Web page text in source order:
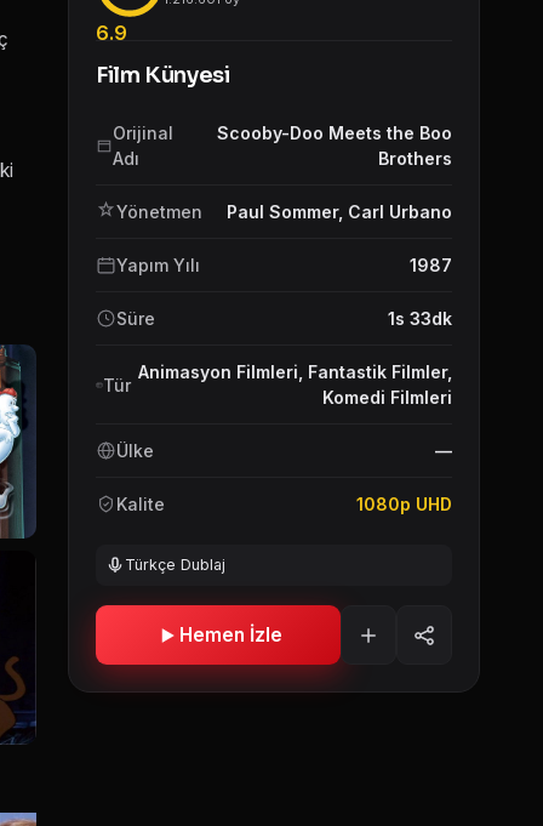
6.9
Film Künyesi
Orijinal
Adı
Scooby-Doo Meets the Boo
Brothers
Yönetmen Paul Sommer, Carl Urbano
Yapım Yılı 1987
Süre 1s 33dk
Tür
Animasyon Filmleri Fantastik Filmler,
Komedi Filmleri
Ülke —
Kalite 1080p UHD
Türkçe Dublaj
Hemen İzle